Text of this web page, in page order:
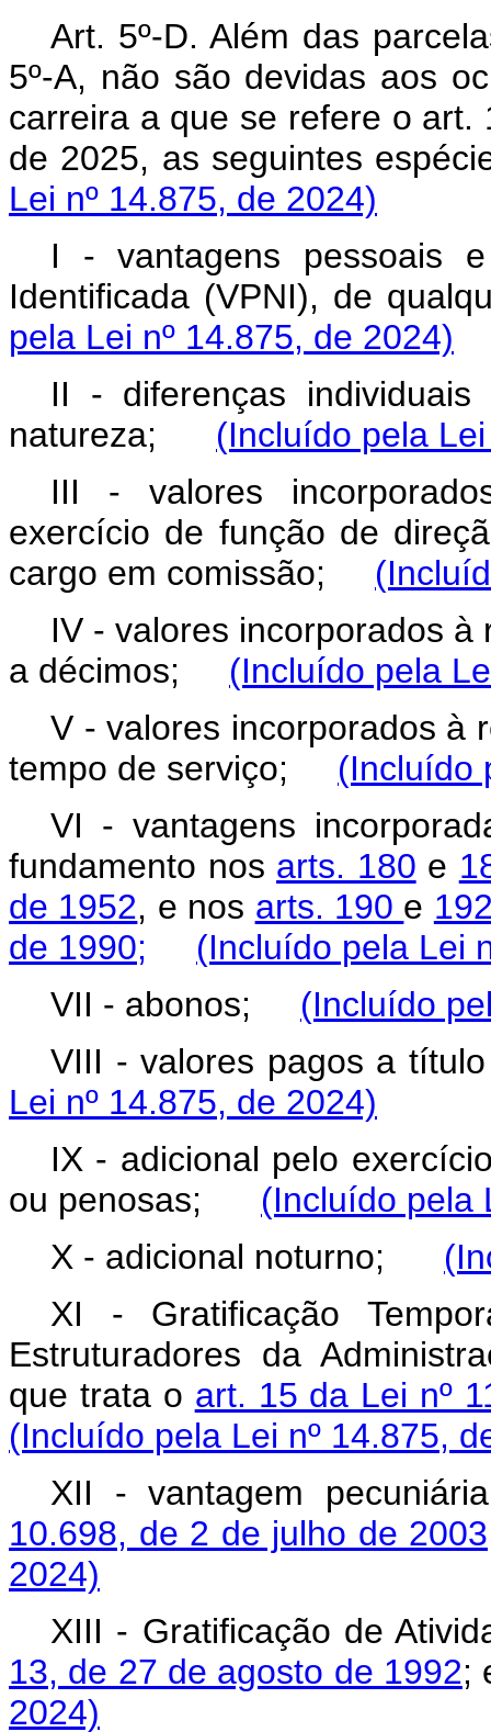
Art. 5º-D. Além das
5º-A, não são devidas aos
carreira a que se refere o art.
de 2025, as seguintes
Lei nº 14.875, de 2024)
I - vantagens pessoais e
Identificada (VPNI), de
pela Lei nº 14.875, de 2024)
II - diferenças
natureza; (Incluído pela
III - valores
exercício de função de
cargo em comissão;
IV - valores incorporados
a décimos; (Incluído pela
V - valores incorporados à
tempo de serviço; (Incluído
VI - vantagens
fundamento nos arts. 180 e
de 1952, e nos arts. 190 e
de 1990;
(Incluído pela Lei
VII - abonos; (Incluído
VIII - valores pagos a
Lei nº 14.875, de 2024)
IX - adicional pelo
ou penosas; (Incluído pela
X - adicional noturno;
XI - Gratificação
Estruturadores da
que trata o art. 15 da Lei nº
(Incluído pela Lei nº 14.875,
XII - vantagem
10.698, de 2 de julho de
2024)
XIII - Gratificação de
13, de 27 de agosto de 1992
2024)